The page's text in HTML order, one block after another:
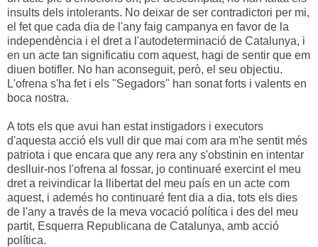
insults dels intolerants. No deixar de ser contradictori per mi,
el fet que cada dia de l'any faig campanya en favor de la
independència i el dret a l'autodeterminació de Catalunya, i
en un acte tan significatiu com aquest, hagi de sentir que em
diuen botifler. No han aconseguit, però, el seu objectiu.
L'ofrena s'ha fet i els "Segadors" han sonat forts i valents en
boca nostra.
A tots els que avui han estat instigadors i executors
d'aquesta acció els vull dir que mai com ara m'he sentit més
patriota i que encara que any rera any s'obstinin en intentar
deslluir-nos l'ofrena al fossar, jo continuaré exercint el meu
dret a reivindicar la llibertat del meu país en un acte com
aquest, i ademés ho continuaré fent dia a dia, tots els dies
de l'any a través de la meva vocació política i des del meu
partit, Esquerra Republicana de Catalunya, amb acció
política.